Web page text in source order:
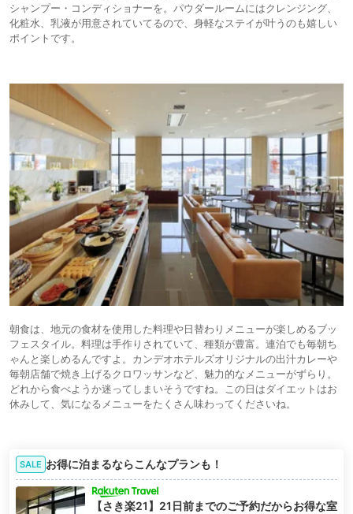
シャンプー・コンディショナーを。パウダールームにはクレンジング、
化粧水、乳液が用意されていてるので、身軽なステイが叶うのも嬉しい
ポイントです。
朝食は、地元の食材を使用した料理や日替わりメニューが楽しめるブッ
フェスタイル。料理は手作りされていて、種類が豊富。連泊でも毎朝ち
ゃんと楽しめるんですよ。カンデオホテルズオリジナルの出汁カレーや
毎朝店舗で焼き上げるクロワッサンなど、魅力的なメニューがずらり。
どれから食べようか迷ってしまいそうですね。この日はダイエットはお
休みして、気になるメニューをたくさん味わってくださいね。
SALE お得に泊まるならこんなプランも！
【さき楽21】21日前までのご予約だからお得な室